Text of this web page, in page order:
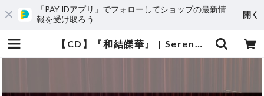
「PAY IDアプリ」でフォローしてショップの最新情
報を受け取ろう
開く
【CD】『和結皪華』 | Sereno Music セレーノミュージック